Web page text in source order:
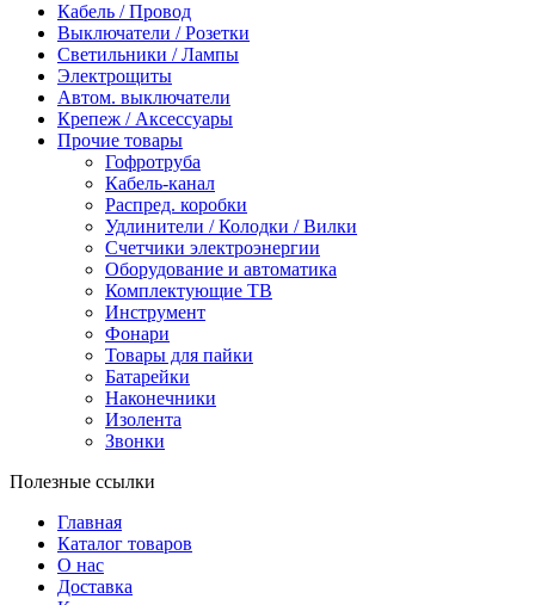
Кабель / Провод
Выключатели / Розетки
Светильники / Лампы
Электрощиты
Автом. выключатели
Крепеж / Аксессуары
Прочие товары
Гофротруба
Кабель-канал
Распред. коробки
Удлинители / Колодки / Вилки
Счетчики электроэнергии
Оборудование и автоматика
Комплектующие ТВ
Инструмент
Фонари
Товары для пайки
Батарейки
Наконечники
Изолента
Звонки
Полезные ссылки
Главная
Каталог товаров
О нас
Доставка